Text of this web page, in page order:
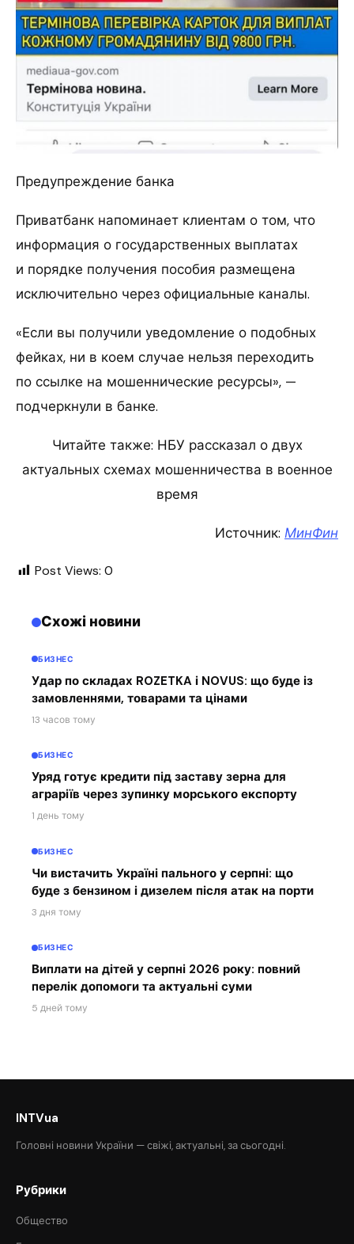
Предупреждение банка
Приватбанк напоминает клиентам о том, что
информация о государственных выплатах
и порядке получения пособия размещена
исключительно через официальные каналы.
«Если вы получили уведомление о подобных
фейках, ни в коем случае нельзя переходить
по ссылке на мошеннические ресурсы», —
подчеркнули в банке.
Читайте также: НБУ рассказал о двух
актуальных схемах мошенничества в военное
время
Источник: МинФин
Post Views: 0
Схожі новини
БИЗНЕС
Удар по складах ROZETKA і NOVUS: що буде із
замовленнями, товарами та цінами
13 часов тому
БИЗНЕС
Уряд готує кредити під заставу зерна для
аграріїв через зупинку морського експорту
1 день тому
БИЗНЕС
Чи вистачить Україні пального у серпні: що
буде з бензином і дизелем після атак на порти
3 дня тому
БИЗНЕС
Виплати на дітей у серпні 2026 року: повний
перелік допомоги та актуальні суми
5 дней тому
INTVua
Головні новини України — свіжі, актуальні, за сьогодні.
Рубрики
Общество